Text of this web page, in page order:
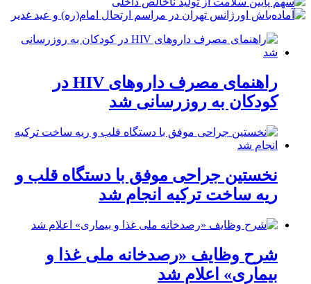
راهنمای مصرف داروهای HIV در
کودکان به روزرسانی شد
نخستین جراحی موفق با دستگاه قلب و
ریه ساخت ترکیه انجام شد
شرح وظایف «رصدخانه ملی غذا و
بیماری» اعلام شد